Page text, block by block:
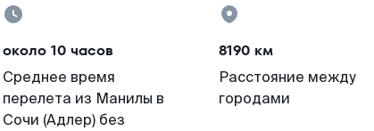
около 10 часов
Среднее время
перелета из Манилы в
Сочи (Адлер) без
8190 км
Расстояние между
городами